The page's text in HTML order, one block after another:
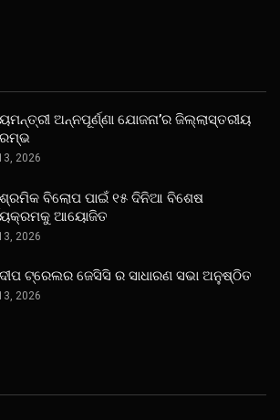
ଅନ୍ନପୂର୍ଣ୍ଣା ଯୋଜନା’ର ଜିଲ୍ଲାସ୍ତରୀୟ
2026
ବିଲୋପ ପାଇଁ ୧୫ ଦିନିଆ ବିଶେଷ
ଆୟୋଜିତ
2026
ଟ୍ରେଲର ଜେସିସି ର ସାଧାରଣ ସଭା ଅନୁଷ୍ଠିତ
2026